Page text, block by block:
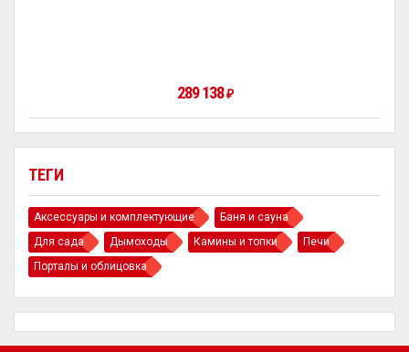
ТЕГИ
Аксессуары и комплектующие
Баня и сауна
Для сада
Дымоходы Камины и топки
Печи
Порталы и облицовка
289 138₽